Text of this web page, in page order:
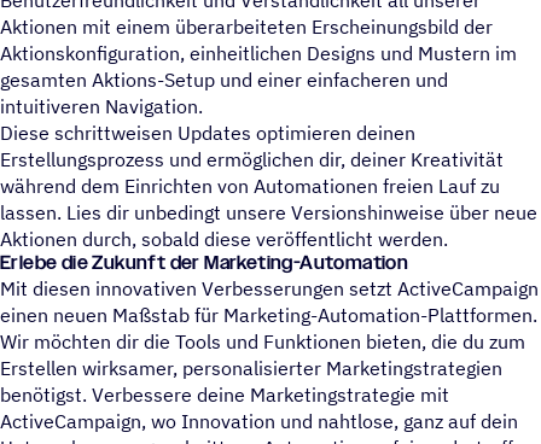
Aktionen mit einem überarbeiteten Erscheinungsbild der
Aktionskonfiguration, einheitlichen Designs und Mustern im
gesamten Aktions-Setup und einer einfacheren und
intuitiveren Navigation.
Diese schrittweisen Updates optimieren deinen
Erstellungsprozess und ermöglichen dir, deiner Kreativität
während dem Einrichten von Automationen freien Lauf zu
lassen. Lies dir unbedingt unsere Versionshinweise über neue
Aktionen durch, sobald diese veröffentlicht werden.
Erlebe die Zukunft der Marketing-Automation
Mit diesen innovativen Verbesserungen setzt ActiveCampaign
einen neuen Maßstab für Marketing-Automation-Plattformen.
Wir möchten dir die Tools und Funktionen bieten, die du zum
Erstellen wirksamer, personalisierter Marketingstrategien
benötigst. Verbessere deine Marketingstrategie mit
ActiveCampaign, wo Innovation und nahtlose, ganz auf dein